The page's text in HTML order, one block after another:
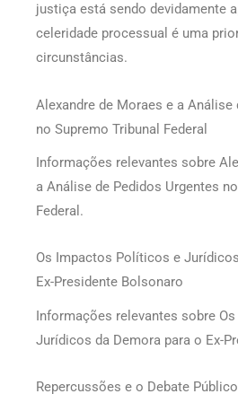
justiça está sendo devidamente
celeridade processual é uma
circunstâncias.
Alexandre de Moraes e a Análise
no Supremo Tribunal Federal
Informações relevantes sobre
a Análise de Pedidos Urgentes
Federal.
Os Impactos Políticos e
Ex-Presidente Bolsonaro
Informações relevantes sobre
Jurídicos da Demora para o Ex-
Repercussões e o Debate